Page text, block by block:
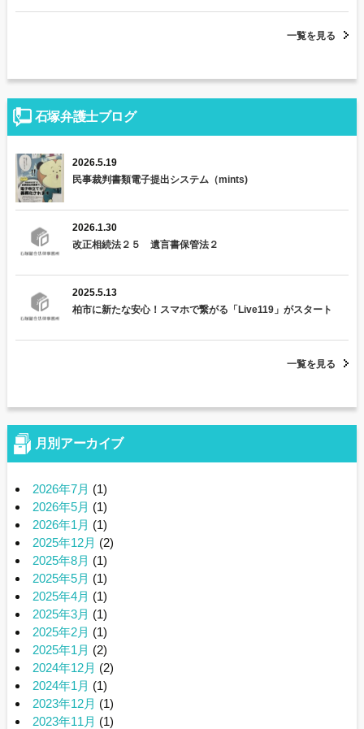
一覧を見る
石塚弁護士ブログ
2026.5.19
民事裁判書類電子提出システム（mints)
2026.1.30
改正相続法２５ 遺言書保管法２
2025.5.13
柏市に新たな安心！スマホで繋がる「Live119」がスタート
一覧を見る
月別アーカイブ
2026年7月 (1)
2026年5月 (1)
2026年1月 (1)
2025年12月 (2)
2025年8月 (1)
2025年5月 (1)
2025年4月 (1)
2025年3月 (1)
2025年2月 (1)
2025年1月 (2)
2024年12月 (2)
2024年1月 (1)
2023年12月 (1)
2023年11月 (1)